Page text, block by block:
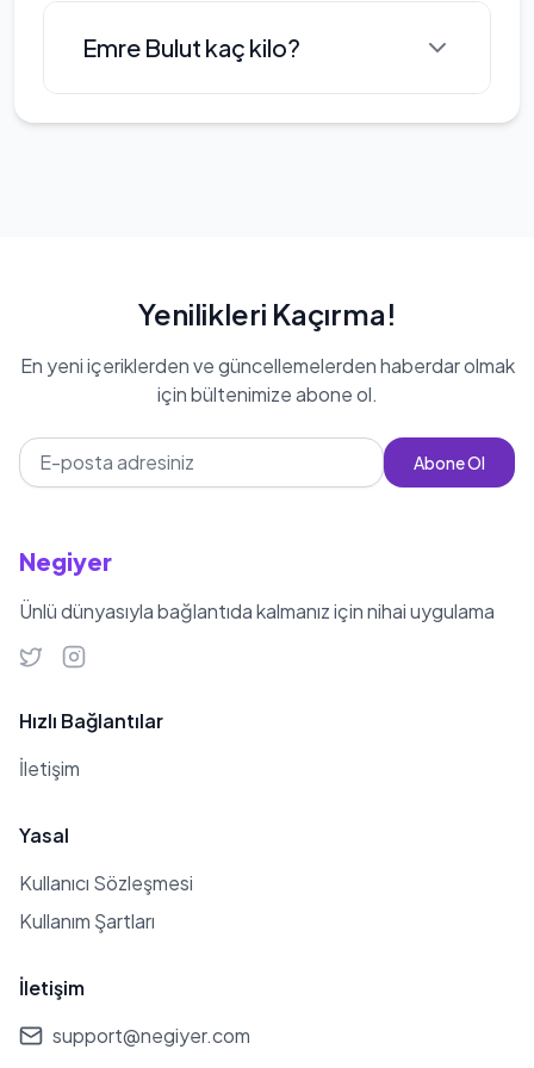
ile de dikkat çekmektedir. Genç
yaşına rağmen, kariyerinde önemli
adımlar atan Emre, gelecekte daha
Emre Bulut kaç kilo?
Yenilikleri Kaçırma!
En yeni içeriklerden ve güncellemelerden haberdar olmak
için bültenimize abone ol.
Abone Ol
Negiyer
Ünlü dünyasıyla bağlantıda kalmanız için nihai uygulama
Hızlı Bağlantılar
İletişim
Yasal
Kullanıcı Sözleşmesi
Kullanım Şartları
İletişim
support@negiyer.com